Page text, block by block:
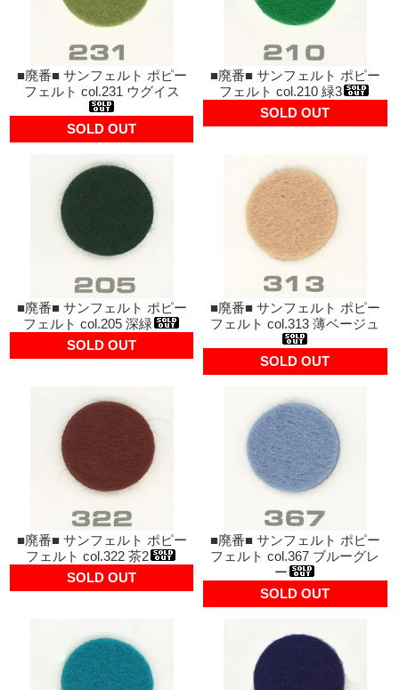
■廃番■ サンフェルト ポピー
フェルト col.231 ウグイス
SOLD OUT
■廃番■ サンフェルト ポピー
フェルト col.210 緑3
SOLD OUT
■廃番■ サンフェルト ポピー
フェルト col.205 深緑
SOLD OUT
■廃番■ サンフェルト ポピー
フェルト col.313 薄ベージュ
SOLD OUT
■廃番■ サンフェルト ポピー
フェルト col.322 茶2
SOLD OUT
■廃番■ サンフェルト ポピー
フェルト col.367 ブルーグレ
ー
SOLD OUT